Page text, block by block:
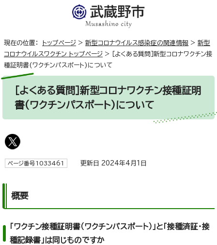
現在の位置： トップページ > 新型コロナウイルス感染症の関連情報 > 新型
コロナウイルスワクチン トップページ >
［よくある質問］新型コロナワクチン接
種証明書(ワクチンパスポート)について
［よくある質問］新型コロナワクチン接種証明
書(ワクチンパスポート)について
ページ番号1033461 更新日 2024年4月1日
概要
「ワクチン接種証明書（ワクチンパスポート）」と「接種済証・接
種記録書」は同じものですか